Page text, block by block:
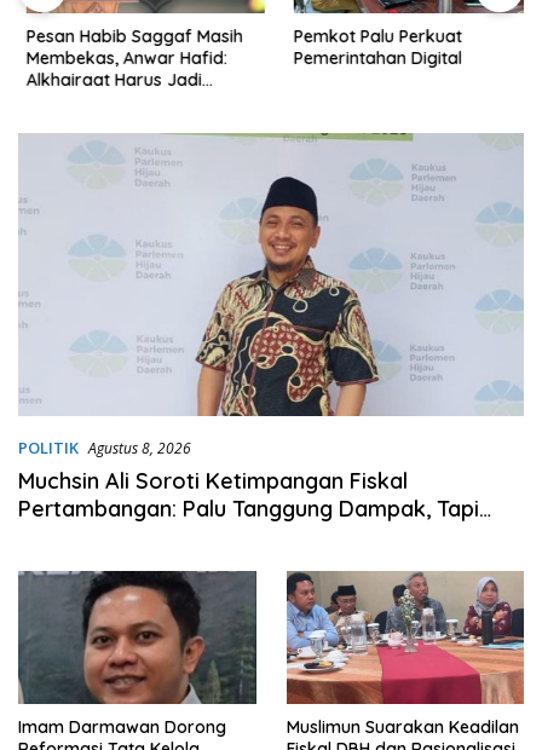
Pesan Habib Saggaf Masih
Membekas, Anwar Hafid:
Alkhairaat Harus Jadi
Pemkot Palu Perkuat
Pemerintahan Digital
POLITIK Agustus 8, 2026
Muchsin Ali Soroti Ketimpangan Fiskal
Pertambangan: Palu Tanggung Dampak, Tapi
Imam Darmawan Dorong
Muslimun Suarakan Keadilan